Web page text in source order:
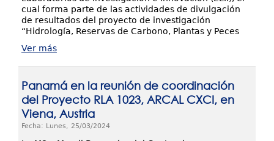
cual forma parte de las actividades de divulgación
de resultados del proyecto de investigación
“Hidrología, Reservas de Carbono, Plantas y Peces
Ver más
Panamá en la reunión de coordinación
del Proyecto RLA 1023, ARCAL CXCI, en
Viena, Austria
Fecha: Lunes, 25/03/2024